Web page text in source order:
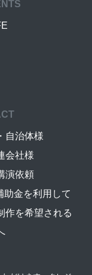
自治体様
会社様
演依頼
助金を利用して
作を希望される